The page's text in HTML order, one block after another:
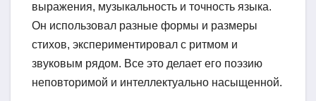
выражения, музыкальность и точность языка.
Он использовал разные формы и размеры
стихов, экспериментировал с ритмом и
звуковым рядом. Все это делает его поэзию
неповторимой и интеллектуально насыщенной.